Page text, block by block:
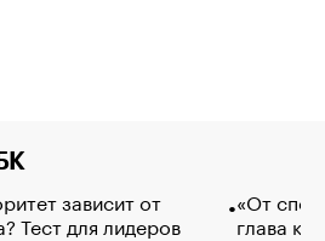
зависит от
Тест для лидеров
«От
глава